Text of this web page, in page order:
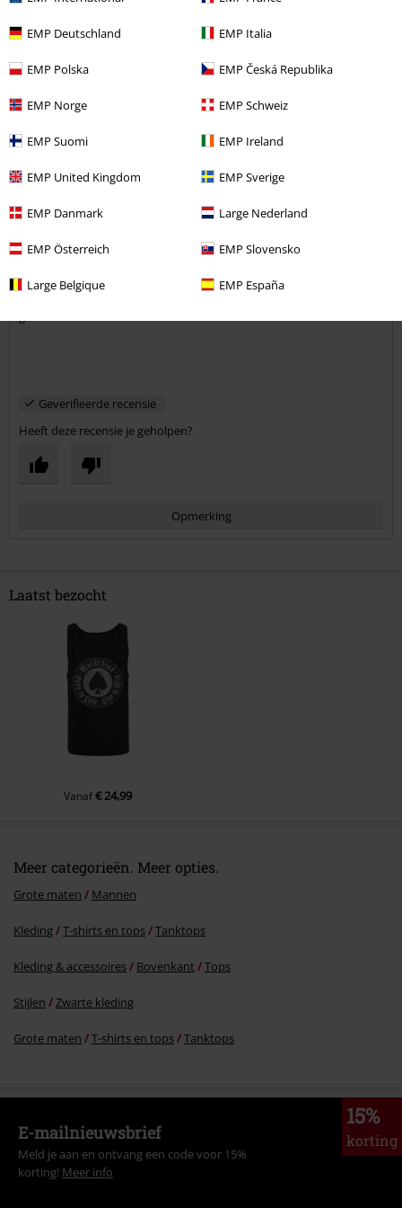
EMP Deutschland EMP Italia
EMP Polska EMP Česká Republika
EMP Norge EMP Schweiz
EMP Suomi EMP Ireland
EMP United Kingdom EMP Sverige
EMP Danmark Large Nederland
EMP Österreich EMP Slovensko
Large Belgique EMP España
Opmerking
Commentaar versturen
R d.
Gepost op: donderdag, 9 augustus 2018
Goed maar anders dan aangegeven staat
Zit Goed, goede kwaliteit, maar de print is niet zoals op de foto. Het
Geverifieerde recensie
Heeft deze recensie je geholpen?
Opmerking
Commentaar versturen
Laatst bezocht
Vanaf€ 24,99
Meer categorieën. Meer opties.
Grote maten Mannen
Kleding T-shirts en tops Tanktops
Kleding & accessoires Bovenkant Tops
Stijlen Zwarte kleding
Grote maten T-shirts en tops Tanktops
15%
korting
E-mailnieuwsbrief
Meld je aan en ontvang een code voor 15%
korting! Meer info